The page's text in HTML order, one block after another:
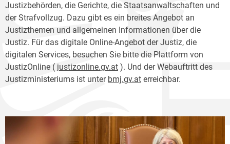
Justizbehörden, die Gerichte, die Staatsanwaltschaften und
der Strafvollzug. Dazu gibt es ein breites Angebot an
Justizthemen und allgemeinen Informationen über die
Justiz. Für das digitale Online-Angebot der Justiz, die
digitalen Services, besuchen Sie bitte die Plattform von
JustizOnline ( justizonline.gv.at ). Und der Webauftritt des
Justizministeriums ist unter bmj.gv.at erreichbar.